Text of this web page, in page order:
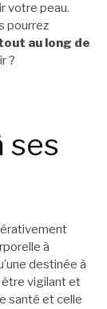
votre peau.
pourrez
au long de
?
ses
à
destinée à
être vigilant et
santé et celle